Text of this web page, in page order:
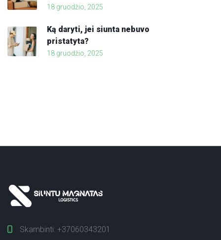
18 gruodžio, 2025
Ką daryti, jei siunta nebuvo
pristatyta?
18 gruodžio, 2025
Skambinti: +37060343201